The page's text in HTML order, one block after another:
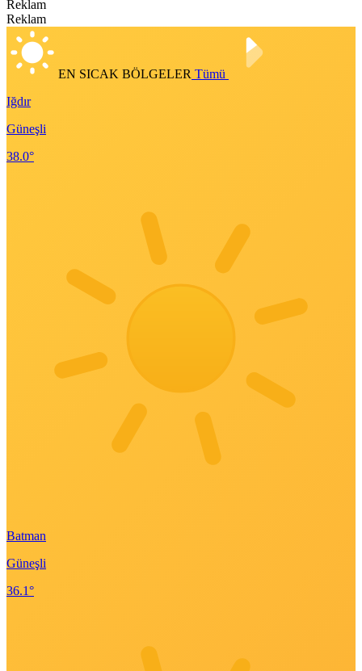
Reklam
Reklam
EN SICAK BÖLGELER Tümü
Iğdır
Güneşli
38.0°
Batman
Güneşli
36.1°